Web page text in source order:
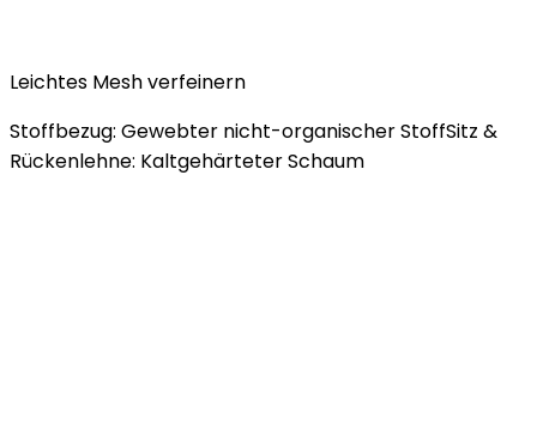
Leichtes Mesh verfeinern
Stoffbezug: Gewebter nicht-organischer StoffSitz &
Rückenlehne: Kaltgehärteter Schaum